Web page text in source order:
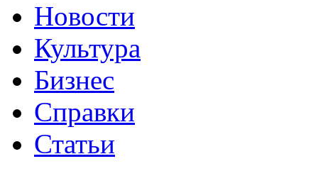
Новости
Культура
Бизнеc
Справки
Статьи